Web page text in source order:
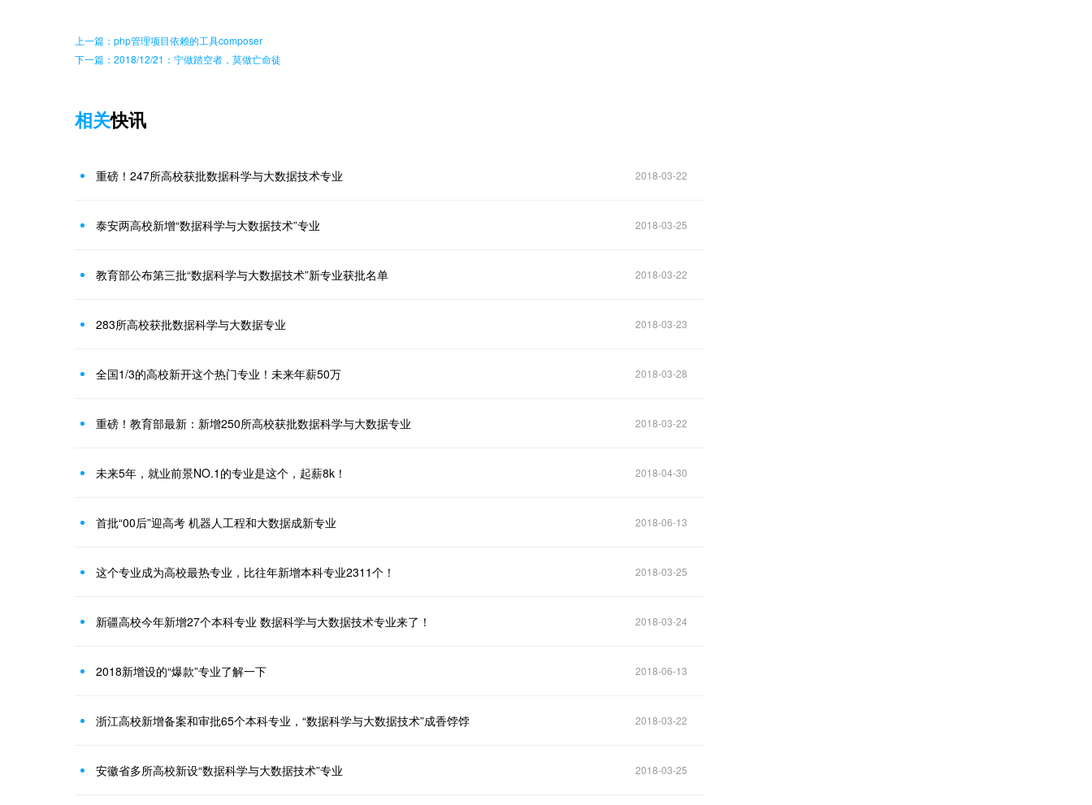
上一篇：php管理项目依赖的工具composer
下一篇：2018/12/21：宁做踏空者，莫做亡命徒
相关快讯
重磅！247所高校获批数据科学与大数据技术专业 2018-03-22
泰安两高校新增“数据科学与大数据技术”专业 2018-03-25
教育部公布第三批“数据科学与大数据技术”新专业获批名单 2018-03-22
283所高校获批数据科学与大数据专业 2018-03-23
全国1/3的高校新开这个热门专业！未来年薪50万 2018-03-28
重磅！教育部最新：新增250所高校获批数据科学与大数据专业 2018-03-22
未来5年，就业前景NO.1的专业是这个，起薪8k！ 2018-04-30
首批“00后”迎高考 机器人工程和大数据成新专业 2018-06-13
这个专业成为高校最热专业，比往年新增本科专业2311个！ 2018-03-25
新疆高校今年新增27个本科专业 数据科学与大数据技术专业来了！ 2018-03-24
2018新增设的“爆款”专业了解一下 2018-06-13
浙江高校新增备案和审批65个本科专业，“数据科学与大数据技术”成香饽饽 2018-03-22
安徽省多所高校新设“数据科学与大数据技术”专业 2018-03-25